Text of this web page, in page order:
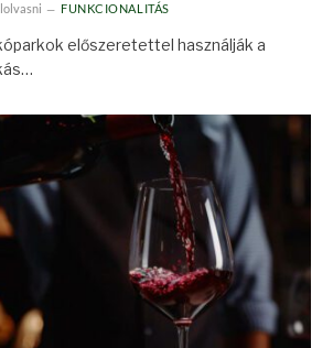
FUNKCIONALITÁS
előszeretettel használják a